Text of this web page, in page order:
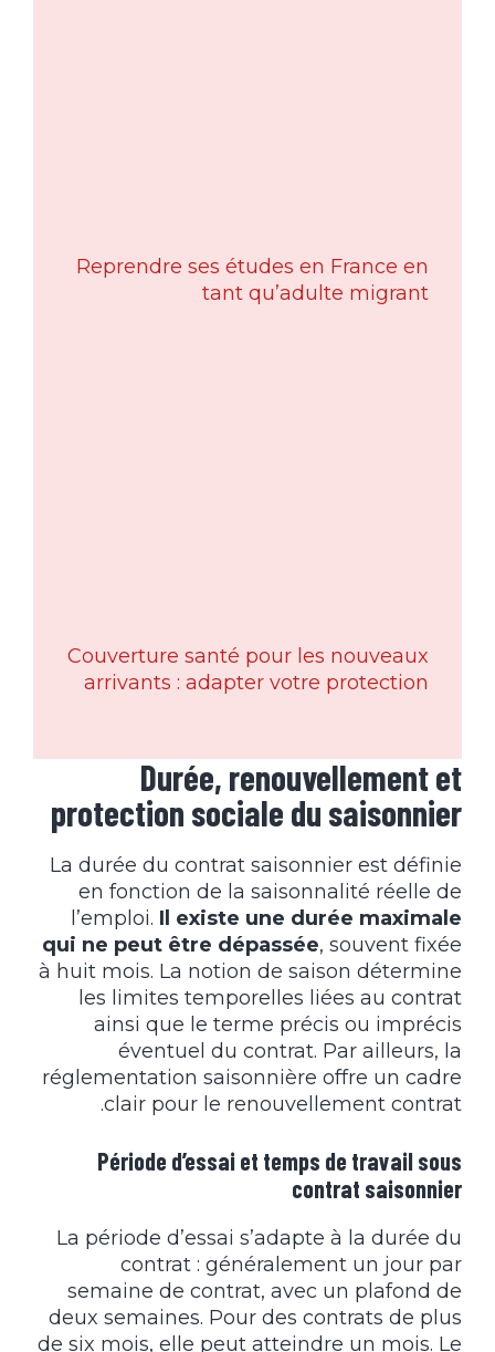
Reprendre ses études en France en
tant qu’adulte migrant
Couverture santé pour les nouveaux
arrivants : adapter votre protection
Durée, renouvellement et
protection sociale du saisonnier
La durée du contrat saisonnier est définie
en fonction de la saisonnalité réelle de
l’emploi. Il existe une durée maximale
qui ne peut être dépassée, souvent fixée
à huit mois. La notion de saison détermine
les limites temporelles liées au contrat
ainsi que le terme précis ou imprécis
éventuel du contrat. Par ailleurs, la
réglementation saisonnière offre un cadre
clair pour le renouvellement contrat.
Période d’essai et temps de travail sous
contrat saisonnier
La période d’essai s’adapte à la durée du
contrat : généralement un jour par
semaine de contrat, avec un plafond de
deux semaines. Pour des contrats de plus
de six mois, elle peut atteindre un mois. Le